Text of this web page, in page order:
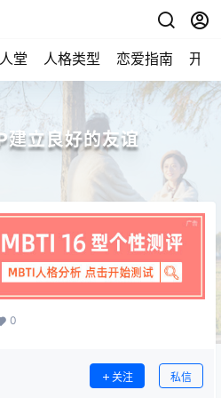
堂 人格类型 恋爱指南 开始
建立良好的友谊
0
关注 私信